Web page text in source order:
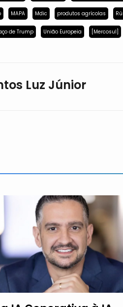
MAPA Mdic produtos agrícolas
de Trump União Europeia [Mercosul]
Luz Júnior